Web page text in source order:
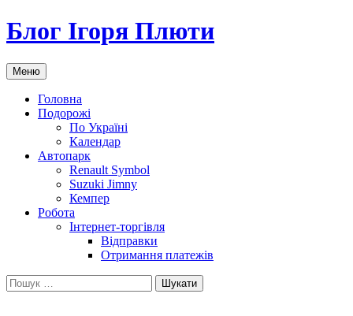
Блог Ігоря Плюти
Меню Переміститись
до
тексту
Головна
Подорожі
По Україні
Календар
Автопарк
Renault Symbol
Suzuki Jimny
Кемпер
Робота
Інтернет-торгівля
Відправки
Отримання платежів
Пошук: